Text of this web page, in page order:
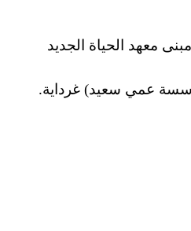
معهد الحياة الجديد
عمي سعيد) غرداية.